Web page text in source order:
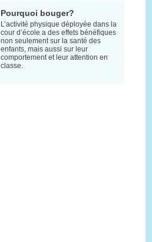
Pourquoi bouger?
L’activité physique déployée dans la
cour d’école a des effets bénéfiques
non seulement sur la santé des
enfants, mais aussi sur leur
comportement et leur attention en
classe.